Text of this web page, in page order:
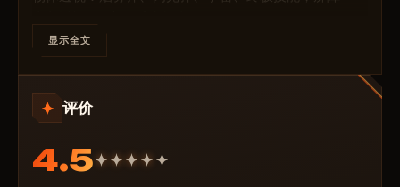
在防雷装置拆除时显示 - 拆除防雷装置的人员（文
字）
尖刺上方方框 + 距离 + 文字
漏洞利用与生活质量优化
线框武器
谁投票旁观者检测
显示全文
评价
4.5